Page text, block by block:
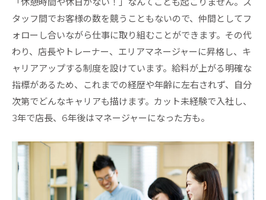
「休憩時間や休日がない！」なんてことも起こりません。ス
タッフ間でお客様の数を競うこともないので、仲間としてフ
ォローし合いながら仕事に取り組むことができます。その代
わり、店長やトレーナー、エリアマネージャーに昇格し、キ
ャリアアップする制度を設けています。給料が上がる明確な
指標があるため、これまでの経歴や年齢に左右されず、自分
次第でどんなキャリアも描けます。カット未経験で入社し、
3年で店長、6年後はマネージャーになった方も。